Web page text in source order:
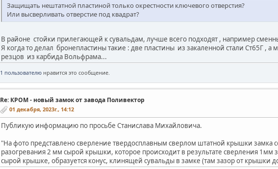
Защищать нештатной пластиной только окрестности ключевого отверстия?
Или высверливать отверстие под квадрат?
В районе стойки прилегающей к сувальдам, лучше всего подходят , например
Я когда то делал бронепластины такие : две пластины из закаленной стали Ст65Г ,
резцов из карбида Вольфрама...
1 пользователю нравится это сообщение.
Re: КРОМ - новый замок от завода Поливектор
01 декабря, 2023г., 14:12
Публикую информацию по просьбе Станислава Михайловича.
"На фото представлено сверление твердосплавным сверлом штатной крышки замка
разогревания 2 мм сырой крышки, которое происходит в результате сверления
сырой крышке, образуется конус, клинящей сувальды в замке (там зазор от